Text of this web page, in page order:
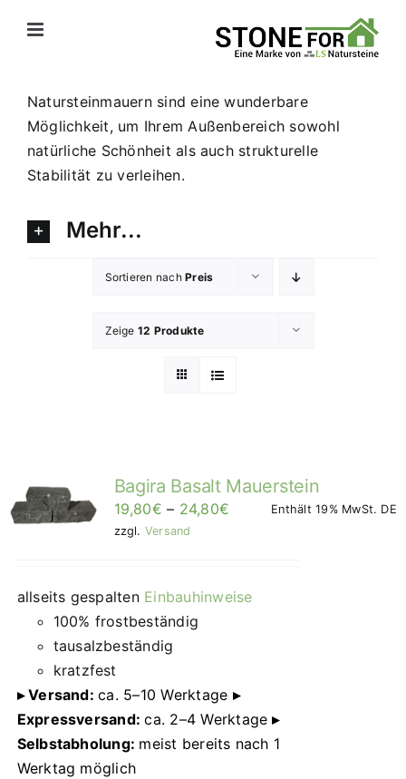
Inhalt
Natursteinmauern sind eine wunderbare
Möglichkeit, um Ihrem Außenbereich sowohl
natürliche Schönheit als auch strukturelle
Stabilität zu verleihen.
Mehr...
Sortieren nachPreis
Zeige 12 Produkte
Bagira Basalt Mauerstein
19,80€ – 24,80€ Preisspanne:
Enthält 19% MwSt. DE
zzgl. Versand
allseits gespalten Einbauhinweise
100% frostbeständig
tausalzbeständig
kratzfest
▸ Versand:ca. 5–10 Werktage ▸
Expressversand:ca. 2–4 Werktage ▸
Selbstabholung: meist bereits nach 1
Werktag möglich